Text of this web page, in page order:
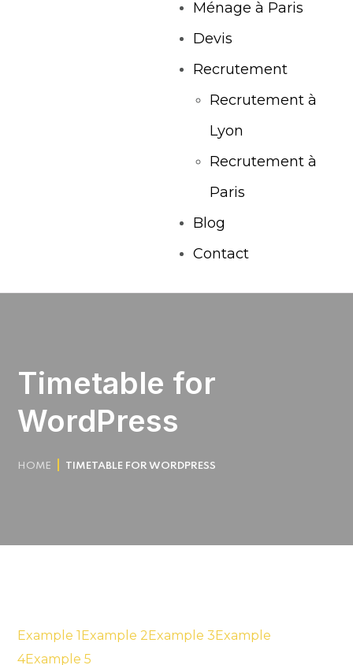
Ménage à Paris
Devis
Recrutement
Recrutement à
Lyon
Recrutement à
Paris
Blog
Contact
Timetable for
WordPress
HOME TIMETABLE FOR WORDPRESS
Example 1Example 2Example 3Example
4Example 5